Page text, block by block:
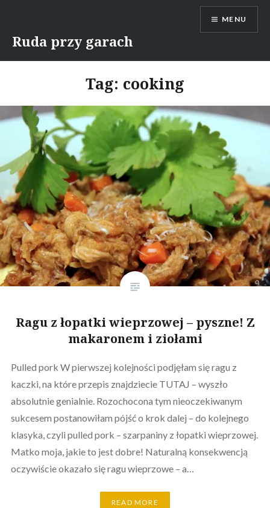
content
Ruda przy garach
MENU
Tag: cooking
Ragu z łopatki wieprzowej – pyszne! Z
makaronem i ziołami
Pulled pork W pierwszej kolejności podjęłam się ragu z
kaczki, na które przepis znajdziecie TUTAJ – wyszło
absolutnie genialnie. Rozochocona tym nieoczekiwanym
sukcesem postanowiłam pójść o krok dalej – do kolejnego
klasyka, czyli pulled pork – szarpaniny z łopatki wieprzowej.
Matko moja, jakie to jest dobre! Naturalną konsekwencją
oczywiście okazało się ragu wieprzowe – a…
READ MORE